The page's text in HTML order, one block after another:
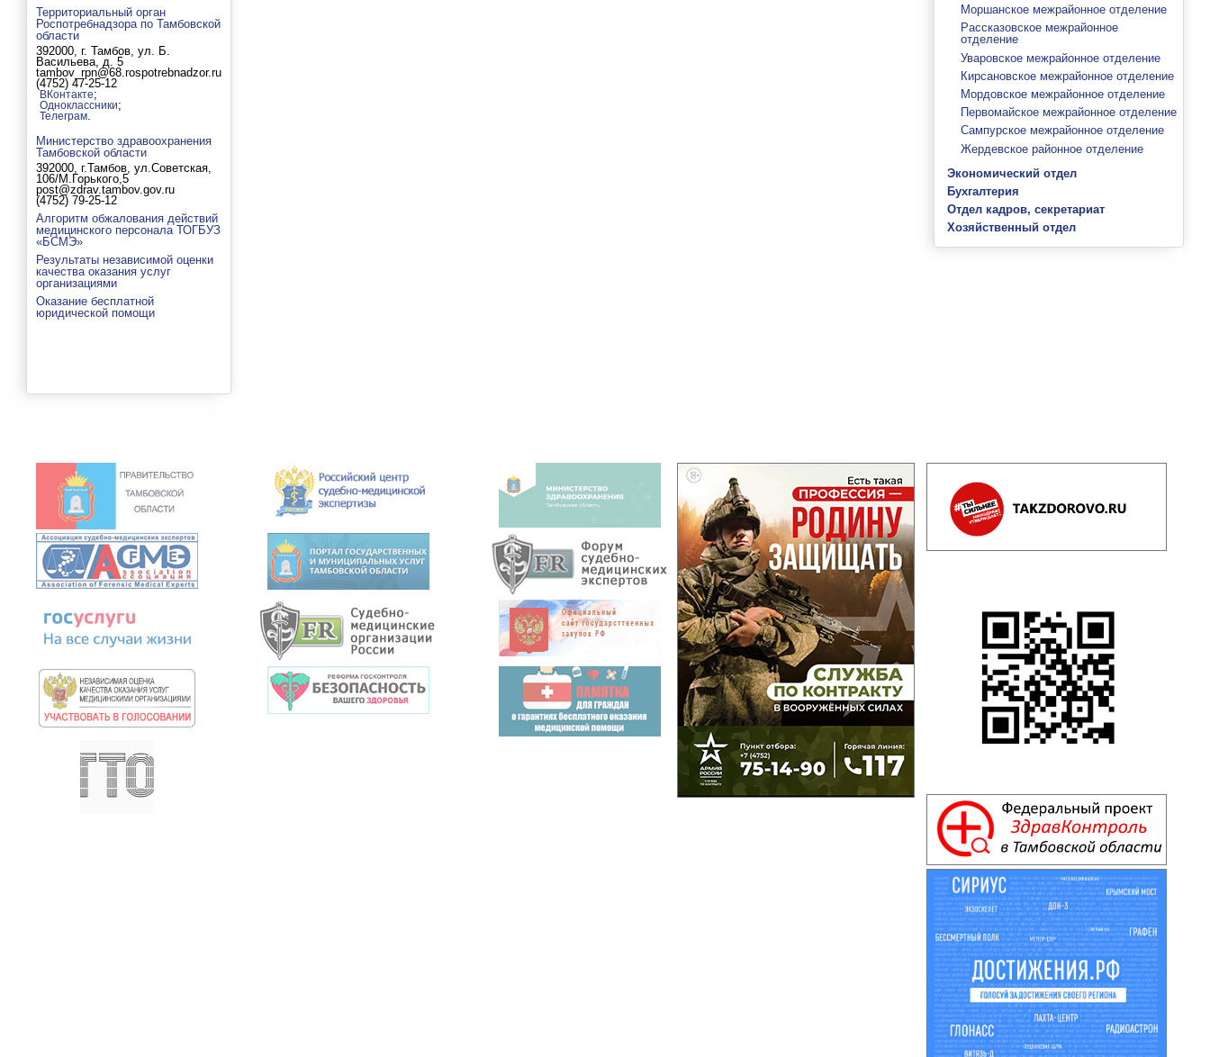
Территориальный орган
Роспотребнадзора по Тамбовской
области
392000, г. Тамбов, ул. Б.
Васильева, д. 5
tambov_rpn@68.rospotrebnadzor.ru
(4752) 47-25-12
ВКонтакте;
Одноклассники;
Телеграм.
Министерство здравоохранения
Тамбовской области
392000, г.Тамбов, ул.Советская,
106/М.Горького,5
post@zdrav.tambov.gov.ru
(4752) 79-25-12
Алгоритм обжалования действий
медицинского персонала ТОГБУЗ
«БСМЭ»
Результаты независимой оценки
качества оказания услуг
организациями
Оказание бесплатной
юридической помощи
Моршанское межрайонное отделение
Рассказовское межрайонное
отделение
Уваровское межрайонное отделение
Кирсановское межрайонное отделение
Мордовское межрайонное отделение
Первомайское межрайонное отделение
Сампурское межрайонное отделение
Жердевское районное отделение
Экономический отдел
Бухгалтерия
Отдел кадров, секретариат
Хозяйственный отдел